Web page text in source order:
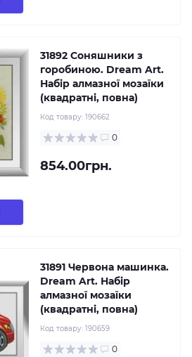
31892 Соняшники з
горобиною. Dream Art.
Набір алмазної мозаїки
(квадратні, повна)
Код товару: 190662
0
854.00грн.
31891 Червона машинка.
Dream Art. Набір
алмазної мозаїки
(квадратні, повна)
Код товару: 190659
0